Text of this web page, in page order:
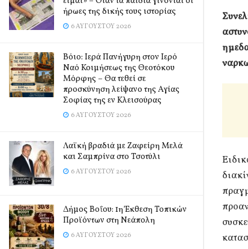
ήρωες της δικής τους ιστορίας
6 ΑΥΓΟΎΣΤΟΥ 2026
Βόιο: Ιερά Πανήγυρη στον Ιερό
Ναό Κοιμήσεως της Θεοτόκου
Μόρφης – Θα τεθεί σε
προσκύνηση λείψανο της Αγίας
Σοφίας της εν Κλεισούρας
6 ΑΥΓΟΎΣΤΟΥ 2026
Λαϊκή βραδιά με Ζαφείρη Μελά
και Σαμπρίνα στο Τσοτύλι
6 ΑΥΓΟΎΣΤΟΥ 2026
Δήμος Βοΐου: 1η Έκθεση Τοπικών
Προϊόντων στη Νεάπολη
6 ΑΥΓΟΎΣΤΟΥ 2026